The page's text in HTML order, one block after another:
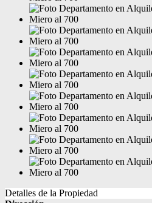
Detalles de la Propiedad